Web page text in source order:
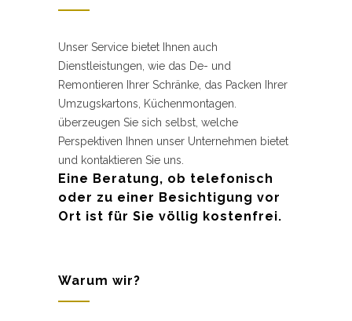
Unser Service bietet Ihnen auch
Dienstleistungen, wie das De- und
Remontieren Ihrer Schränke, das Packen Ihrer
Umzugskartons, Küchenmontagen.
überzeugen Sie sich selbst, welche
Perspektiven Ihnen unser Unternehmen bietet
und kontaktieren Sie uns.
Eine Beratung, ob telefonisch
oder zu einer Besichtigung vor
Ort ist für Sie völlig kostenfrei.
Warum wir?